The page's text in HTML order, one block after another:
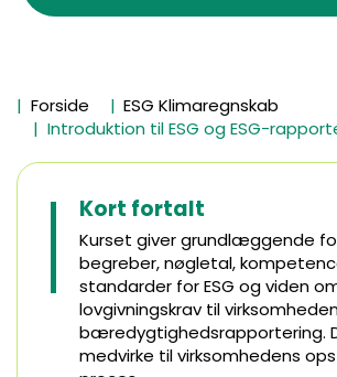
Forside
ESG Klimaregnskab
Introduktion til ESG og ESG-
Kort fortalt
Kurset giver grundlæggende
begreber, nøgletal,
standarder for ESG og viden
lovgivningskrav til
bæredygtighedsrapportering.
medvirke til virksomhedens